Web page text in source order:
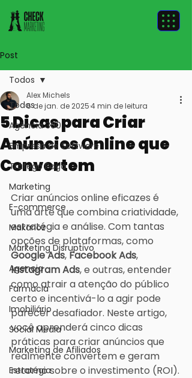
Post
Todos
Agência 360
Empresa de Software
Tráfego Pago
Marketing
E-commerce
Makarioz
Marketing Disruptivo
Agencia
Farmacia
Imobiliário
Social Media
Marketing de Afiliados
Estratégia
Todos
5 Dicas para Criar
Anúncios Online que
Convertem
Alex Michels
6 de jan. de 20254 min de leitura
Criar anúncios online eficazes é
uma arte que combina criatividade,
estratégia e análise. Com tantas
opções de plataformas, como
Google Ads, Facebook Ads,
Instagram Ads, e outras, entender
como atrair a atenção do público
certo e incentivá-lo a agir pode
parecer desafiador. Neste artigo,
você aprenderá cinco dicas
práticas para criar anúncios que
realmente convertem e geram
retorno sobre o investimento (ROI).